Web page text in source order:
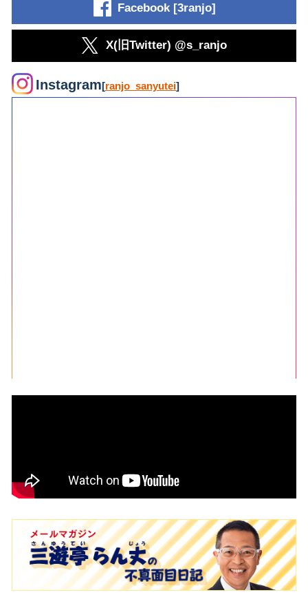
Facebook [3ranjo]
X(旧Twitter) @s_ranjo
Instagram[ranjo_sanyutei]